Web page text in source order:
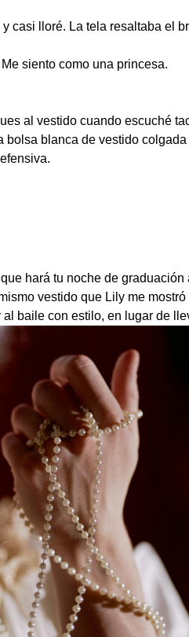
casi lloré. La tela resaltaba el
siento como una princesa.
al vestido cuando escuché
blanca de vestido
hará tu noche de graduación
vestido que Lily me
baile con estilo, en lugar de